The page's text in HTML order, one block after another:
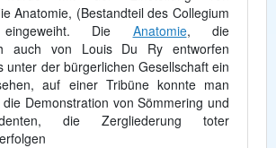
Anatomie, (Bestandteil des Collegium
eingeweiht. Die Anatomie, die
auch von Louis Du Ry entworfen
unter der bürgerlichen Gesellschaft ein
auf einer Tribüne konnte man
Demonstration von Sömmering und
die Zergliederung toter